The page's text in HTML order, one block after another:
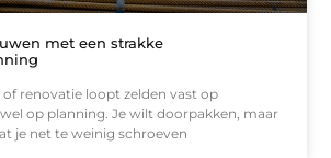
met een strakke
renovatie loopt zelden vast op
op planning. Je wilt doorpakken, maar
je net te weinig schroeven